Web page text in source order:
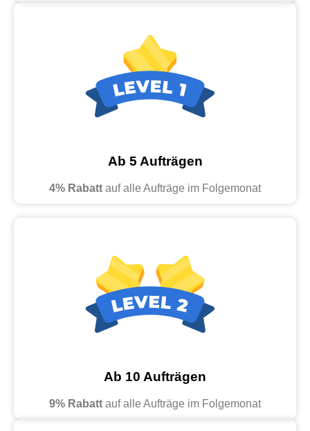
Ab 5 Aufträgen
4% Rabatt auf alle Aufträge im Folgemonat
Ab 10 Aufträgen
9% Rabatt auf alle Aufträge im Folgemonat